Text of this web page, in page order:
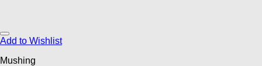
Add to Wishlist
Mushing